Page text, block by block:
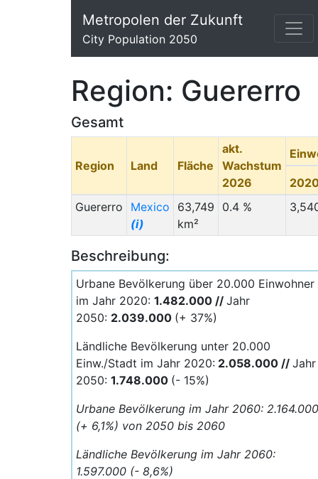
Metropolen der Zukunft
City Population 2050
Region: Guererro
Gesamt
Region Land Fläche
akt.
Wachstum
2026
Guererro
Mexico
(i)
63,749
km²
0.4 %
Beschreibung:
Urbane Bevölkerung über 20.000 Einwohner
im Jahr 2020: 1.482.000 // Jahr
2050: 2.039.000 (+ 37%)
Ländliche Bevölkerung unter 20.000
Einw./Stadt im Jahr 2020: 2.058.000 // Jahr
2050: 1.748.000 (- 15%)
Urbane Bevölkerung im Jahr 2060: 2.164.000
(+ 6,1%) von 2050 bis 2060
Ländliche Bevölkerung im Jahr 2060:
1.597.000 (- 8,6%)